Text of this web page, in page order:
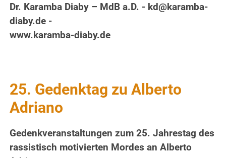
Dr. Karamba Diaby – MdB a.D. - kd@karamba-
diaby.de -
www.karamba-diaby.de
25. Gedenktag zu Alberto
Adriano
Gedenkveranstaltungen zum 25. Jahrestag des
rassistisch motivierten Mordes an Alberto